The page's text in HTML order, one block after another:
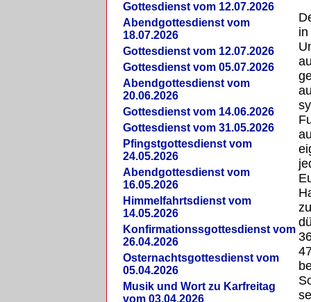
Gottesdienst vom 12.07.2026
Abendgottesdienst vom
18.07.2026
Gottesdienst vom 12.07.2026
Gottesdienst vom 05.07.2026
Abendgottesdienst vom
20.06.2026
Gottesdienst vom 14.06.2026
Gottesdienst vom 31.05.2026
Pfingstgottesdienst vom
24.05.2026
Abendgottesdienst vom
16.05.2026
Himmelfahrtsdienst vom
14.05.2026
Konfirmationssgottesdienst vom
26.04.2026
Osternachtsgottesdienst vom
05.04.2026
Musik und Wort zu Karfreitag
vom 03.04.2026